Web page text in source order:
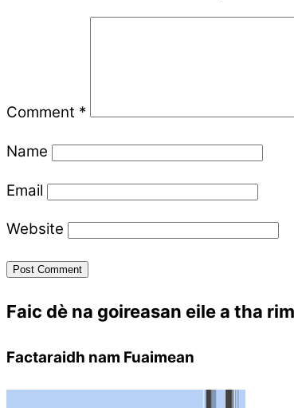
Comment *
Name
Email
Website
Faic dè na goireasan eile a tha
Factaraidh nam Fuaimean